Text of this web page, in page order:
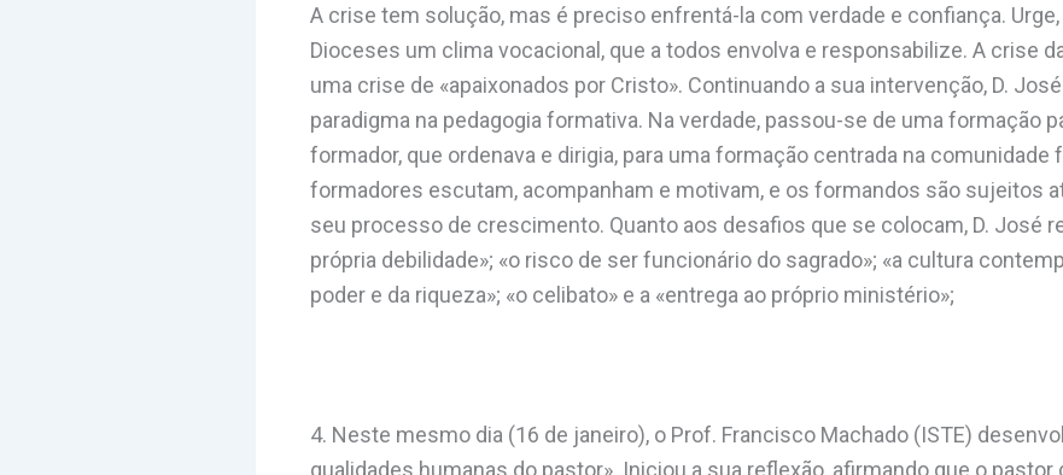
A crise tem solução, mas é preciso enfrentá-la com verdade e confiança.
Dioceses um clima vocacional, que a todos envolva e responsabilize. A crise
uma crise de «apaixonados por Cristo». Continuando a sua intervenção, D.
paradigma na pedagogia formativa. Na verdade, passou-se de uma formação
formador, que ordenava e dirigia, para uma formação centrada na comunidade
formadores escutam, acompanham e motivam, e os formandos são sujeitos
seu processo de crescimento. Quanto aos desafios que se colocam, D. José
própria debilidade»; «o risco de ser funcionário do sagrado»; «a cultura
poder e da riqueza»; «o celibato» e a «entrega ao próprio ministério»;
4. Neste mesmo dia (16 de janeiro), o Prof. Francisco Machado (ISTE)
qualidades humanas do pastor». Iniciou a sua reflexão, afirmando que o